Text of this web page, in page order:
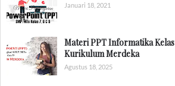
Januari 18, 2021
Materi PPT Informatika
Kurikulum Merdeka
Agustus 18, 2025